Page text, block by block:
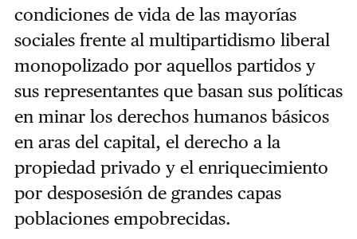
condiciones de vida de las mayorías
sociales frente al multipartidismo liberal
monopolizado por aquellos partidos y
sus representantes que basan sus políticas
en minar los derechos humanos básicos
en aras del capital, el derecho a la
propiedad privado y el enriquecimiento
por desposesión de grandes capas
poblaciones empobrecidas.